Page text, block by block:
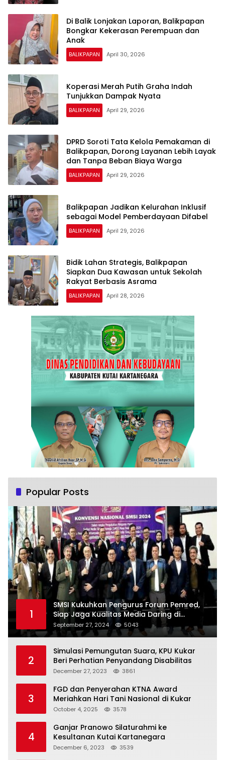
Di Balik Lonjakan Laporan, Balikpapan
Bongkar Kekerasan Perempuan dan
Anak
BALIKPAPAN April 30, 2026
Koperasi Merah Putih Graha Indah
Tunjukkan Dampak Nyata
BALIKPAPAN April 29, 2026
DPRD Soroti Tata Kelola Pemakaman di
Balikpapan, Dorong Layanan Lebih Layak
dan Tanpa Beban Biaya Warga
BALIKPAPAN April 29, 2026
Balikpapan Jadikan Kelurahan Inklusif
sebagai Model Pemberdayaan Difabel
BALIKPAPAN April 29, 2026
Bidik Lahan Strategis, Balikpapan
Siapkan Dua Kawasan untuk Sekolah
Rakyat Berbasis Asrama
BALIKPAPAN April 28, 2026
Popular Posts
1
SMSI Kukuhkan Pengurus Forum Pemred,
Siap Jaga Kualitas Media Daring di
Indonesia
September 27, 2024 5043
2
Simulasi Pemungutan Suara, KPU Kukar
Beri Perhatian Penyandang Disabilitas
December 27, 2023 3861
3
FGD dan Penyerahan KTNA Award
Meriahkan Hari Tani Nasional di Kukar
October 4, 2025 3578
4
Ganjar Pranowo Silaturahmi ke
Kesultanan Kutai Kartanegara
December 6, 2023 3539